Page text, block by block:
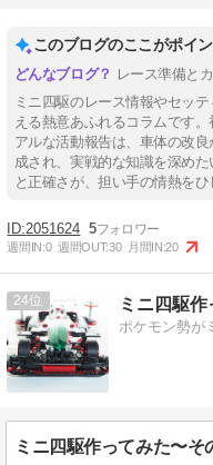
このブログのここがポイ
レース準備と
ミニ四駆のレース情報やセッ
える熱意あふれるコラムです
アルな活動報告は、車体の改
成され、実戦的な知識を深め
と正確さが、担い手の情熱をひ
2051624 5
週間IN:0 週間OUT:30 月間IN:20
24 ミニ四駆作
ポケモン勢が